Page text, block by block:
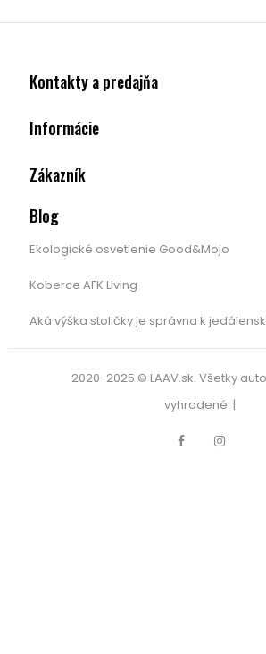
Kontakty a predajňa
Informácie
Zákazník
Blog
Ekologické osvetlenie Good&Mojo
Koberce AFK Living
Aká výška stoličky je správna k
2020-2025 © LAAV.sk. Všetky
vyhradené. |
Facebook